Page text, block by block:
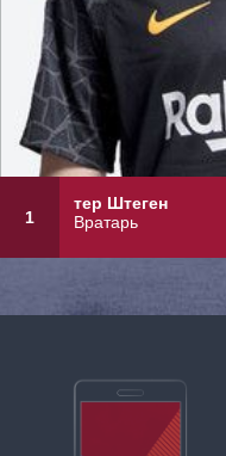
1
тер Штеген
Вратарь